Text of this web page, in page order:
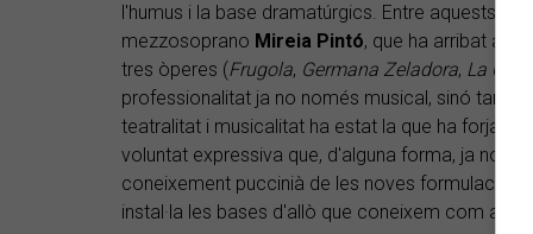
l'humus i la base dramatúrgics. Entre aquests
mezzosoprano Mireia Pintó, que ha arribat a
tres òperes (Frugola, Germana Zeladora, La
professionalitat ja no només musical, sinó
teatralitat i musicalitat ha estat la que ha forjat
voluntat expressiva que, d'alguna forma, ja no
coneixement puccinià de les noves
instal·la les bases d'allò que coneixem com a